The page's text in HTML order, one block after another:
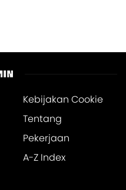
Kebijakan Cookie
Tentang
Pekerjaan
A-Z Index